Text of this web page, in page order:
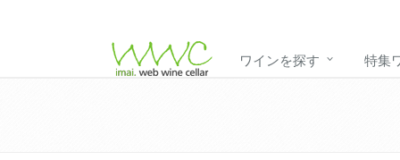
ワインを探す 特集